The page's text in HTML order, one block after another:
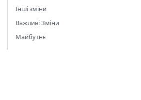
Інші зміни
Важливі Зміни
Майбутнє